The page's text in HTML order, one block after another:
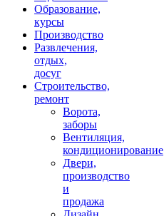
Образование,
курсы
Производство
Развлечения,
отдых,
досуг
Строительство,
ремонт
Ворота,
заборы
Вентиляция,
кондиционирование
Двери,
производство
и
продажа